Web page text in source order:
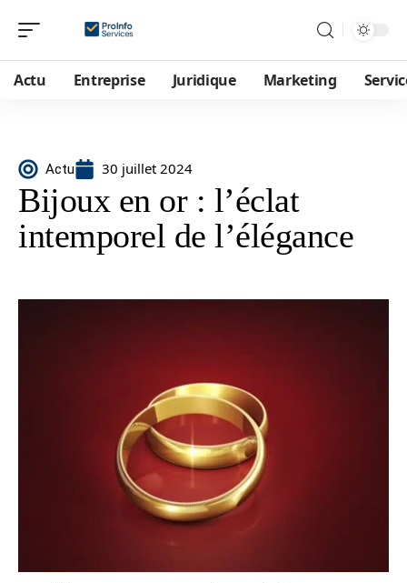
Actu Entreprise Juridique Marketing
Actu 30 juillet 2024
Bijoux en or : l’éclat
intemporel de l’élégance